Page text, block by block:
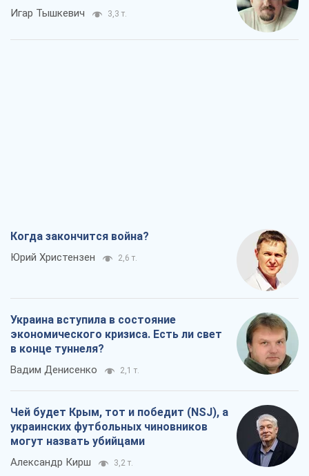
Игар Тышкевич 3,3 т.
Когда закончится война?
Юрий Христензен 2,6 т.
Украина вступила в состояние
экономического кризиса. Есть ли свет
в конце туннеля?
Вадим Денисенко 2,1 т.
Чей будет Крым, тот и победит (NSJ), а
украинских футбольных чиновников
могут назвать убийцами
Александр Кирш 3,2 т.